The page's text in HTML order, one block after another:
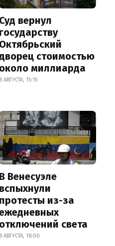
Суд вернул
государству
Октябрьский
стоимостью
около миллиарда
8 АВГУСТА, 15:15
В Венесуэле
вспыхнули
протесты из-за
отключений света
8 АВГУСТА, 18:00